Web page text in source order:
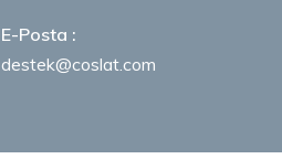
E-Posta :
destek@coslat.com